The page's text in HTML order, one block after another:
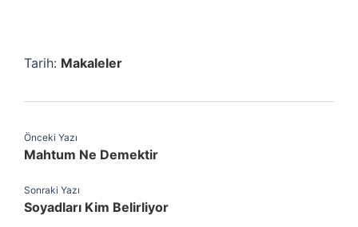
Tarih: Makaleler
Önceki Yazı
Mahtum Ne Demektir
Sonraki Yazı
Soyadları Kim Belirliyor